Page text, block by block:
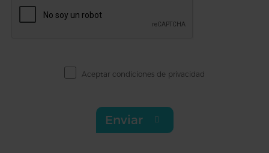
Aceptar condiciones de privacidad